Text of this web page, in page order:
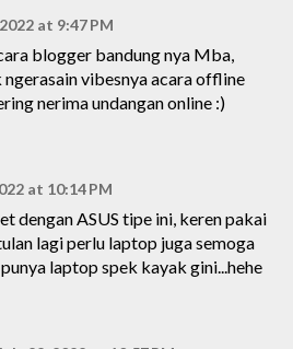
at 9:47 PM
blogger bandung nya Mba,
ngerasain vibesnya acara offline
nerima undangan online :)
at 10:14 PM
dengan ASUS tipe ini, keren pakai
lagi perlu laptop juga semoga
laptop spek kayak gini...hehe